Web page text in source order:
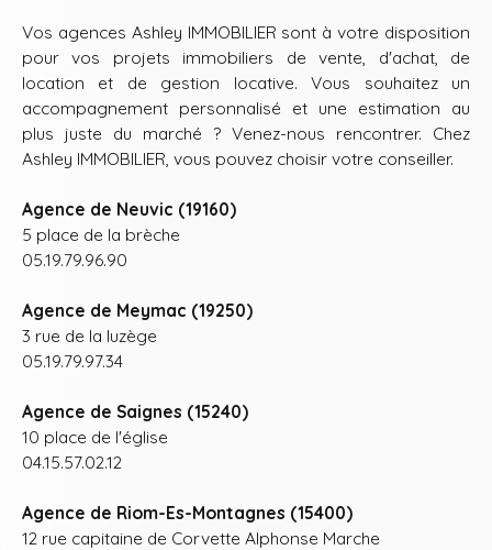
Vos agences Ashley IMMOBILIER sont à votre disposition
pour vos projets immobiliers de vente, d'achat, de
location et de gestion locative. Vous souhaitez un
accompagnement personnalisé et une estimation au
plus juste du marché ? Venez-nous rencontrer. Chez
Ashley IMMOBILIER, vous pouvez choisir votre conseiller.
Agence de Neuvic (19160)
5 place de la brèche
05.19.79.96.90
Agence de Meymac (19250)
3 rue de la luzège
05.19.79.97.34
Agence de Saignes (15240)
10 place de l'église
04.15.57.02.12
Agence de Riom-Es-Montagnes (15400)
12 rue capitaine de Corvette Alphonse Marche